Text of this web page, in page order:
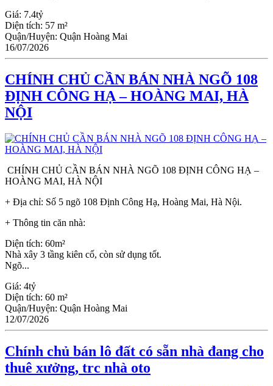
Giá: 7.4tỷ
Diện tích: 57 m²
Quận/Huyện: Quận Hoàng Mai
16/07/2026
CHÍNH CHỦ CẦN BÁN NHÀ NGÕ 108
ĐỊNH CÔNG HẠ – HOÀNG MAI, HÀ
NỘI
CHÍNH CHỦ CẦN BÁN NHÀ NGÕ 108 ĐỊNH CÔNG HẠ –
HOÀNG MAI, HÀ NỘI
+ Địa chỉ: Số 5 ngõ 108 Định Công Hạ, Hoàng Mai, Hà Nội.
+ Thông tin căn nhà:
Diện tích: 60m²
Nhà xây 3 tầng kiên cố, còn sử dụng tốt.
Ngõ...
Giá: 4tỷ
Diện tích: 60 m²
Quận/Huyện: Quận Hoàng Mai
12/07/2026
Chính chủ bán lô đất có sẵn nhà đang cho
thuê xưởng, trc nhà oto